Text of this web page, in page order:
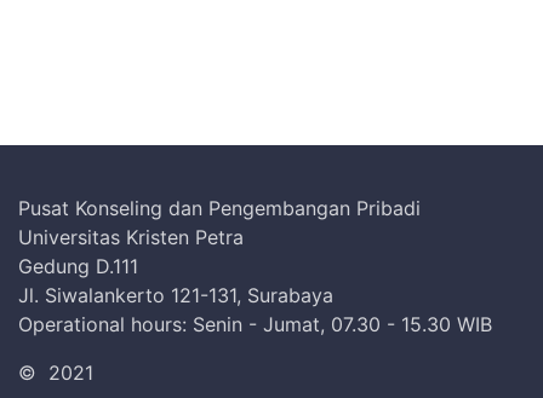
Pusat Konseling dan Pengembangan Pribadi
Universitas Kristen Petra
Gedung D.111
Jl. Siwalankerto 121-131, Surabaya
Operational hours: Senin - Jumat, 07.30 - 15.30 WIB
© 2021